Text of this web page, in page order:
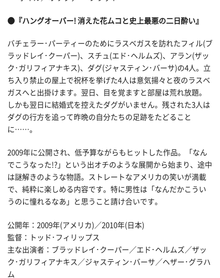
●『ハングオーバー! 消えた花ムコと史上最悪の二日酔い』
バチェラー･パーティーのためにラスベガスを訪れたフィル(ブ
ラッドレイ･クーパー)、スチュ(エド･ヘルムズ)、アラン(ザッ
ク･ガリフィアナキス)、ダグ(ジャスティン･バーサ)の4人。立
ち入り禁止の屋上で祝杯を挙げた4人は意気揚々と夜のラスベ
ガスへと出掛けます。翌日、目を覚ますと部屋は荒れ放題。
しかも翌日に結婚式を控えたダグがいません。残された3人は
ダグの行方を追って昨晩の自分たちの足跡をたどること
に……。
2009年に公開され、低予算ながらもヒットした作品。「なん
でこうなった!?」という出オチのような展開から始まり、途中
は謎解きのような物語。ストレートなアメリカの笑いが満載
で、純粋に楽しめる内容です。特に男性は「なんだかこうい
うのに憧れるなあ」と思うこと請け合いです。
公開年：2009年(アメリカ)／2010年(日本)
監督：トッド･フィリップス
主な出演者：ブラッドレイ･クーパー／エド･ヘルムズ／ザッ
ク･ガリフィアナキス／ジャスティン･バーサ／ヘザー･グラハ
ム